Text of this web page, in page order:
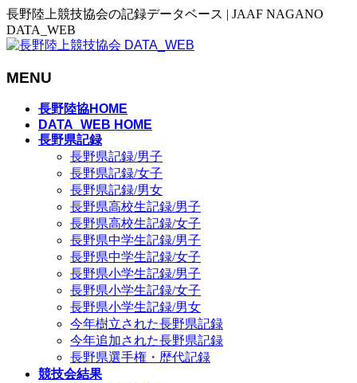
長野陸上競技協会の記録データベース | JAAF NAGANO
DATA_WEB
MENU
長野陸協HOME
DATA_WEB HOME
長野県記録
長野県記録/男子
長野県記録/女子
長野県記録/男女
長野県高校生記録/男子
長野県高校生記録/女子
長野県中学生記録/男子
長野県中学生記録/女子
長野県小学生記録/男子
長野県小学生記録/女子
長野県小学生記録/男女
今年樹立された長野県記録
今年追加された長野県記録
長野県選手権・歴代記録
競技会結果